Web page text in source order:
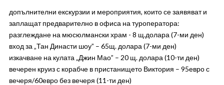
допълнителни екскурзии и мероприятия, които се заявяват и
заплащат предварително в офиса на туроператора:
разглеждане на мюсюлмански храм - 8 щ.долара (7-ми ден)
вход за „Тан Династи шоу” – 65щ. долара (7-ми ден)
изкачване на кулата „Джин Мао” – 20 щ. долара (10-ти ден)
вечерен круиз с корабче в пристанището Виктория – 95евро с
вечеря/60евро без вечеря (11-ти ден)